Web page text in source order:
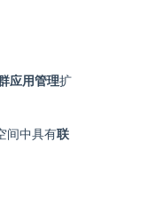
应用管理扩
间中具有联